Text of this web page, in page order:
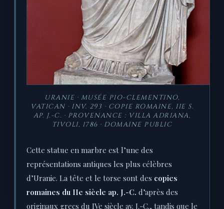
URANIE · MUSÉE PIO-CLEMENTINO,
VATICAN · INV. 293 · COPIE ROMAINE, IIE S.
AP. J.-C. · PROVENANCE : VILLA ADRIANA,
TIVOLI, 1786 · DOMAINE PUBLIC
Cette statue en marbre est l’une des
représentations antiques les plus célèbres
d’Uranie. La tête et le torse sont des copies
romaines du IIe siècle ap. J.-C. d’après des
originaux grecs du IVe siècle av. J.-C., tandis que le